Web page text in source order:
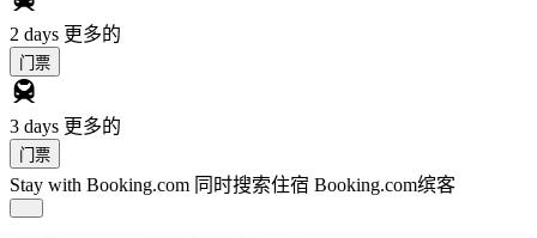
2 days 更多的
门票
3 days 更多的
门票
Stay with Booking.com 同时搜索住宿 Booking.com缤客